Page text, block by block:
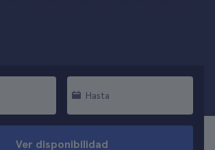
Hasta
Ver disponibilidad